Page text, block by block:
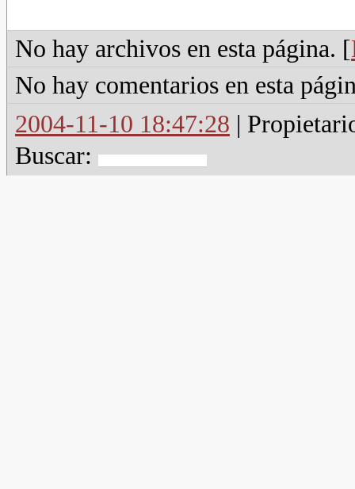
No hay archivos en esta página. [
No hay comentarios en esta
2004-11-10 18:47:28 |
Buscar: